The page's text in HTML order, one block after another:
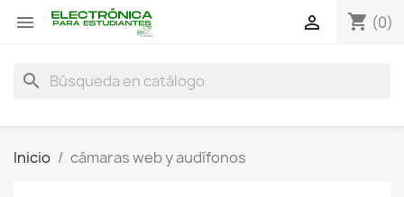
 shopping_cart (0)

search
Inicio cámaras web y audífonos